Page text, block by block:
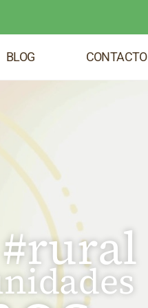
BLOG CONTACTO